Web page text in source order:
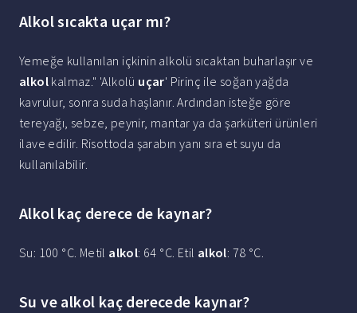
Alkol sıcakta uçar mı?
Yemeğe kullanılan içkinin alkolü sıcaktan buharlaşır ve
alkol kalmaz." 'Alkolü uçar' Pirinç ile soğan yağda
kavrulur, sonra suda haşlanır. Ardından isteğe göre
tereyağı, sebze, peynir, mantar ya da şarküteri ürünleri
ilave edilir. Risottoda şarabın yanı sıra et suyu da
kullanılabilir.
Alkol kaç derece de kaynar?
Su: 100 °C. Metil alkol: 64 °C. Etil alkol: 78 °C.
Su ve alkol kaç derecede kaynar?